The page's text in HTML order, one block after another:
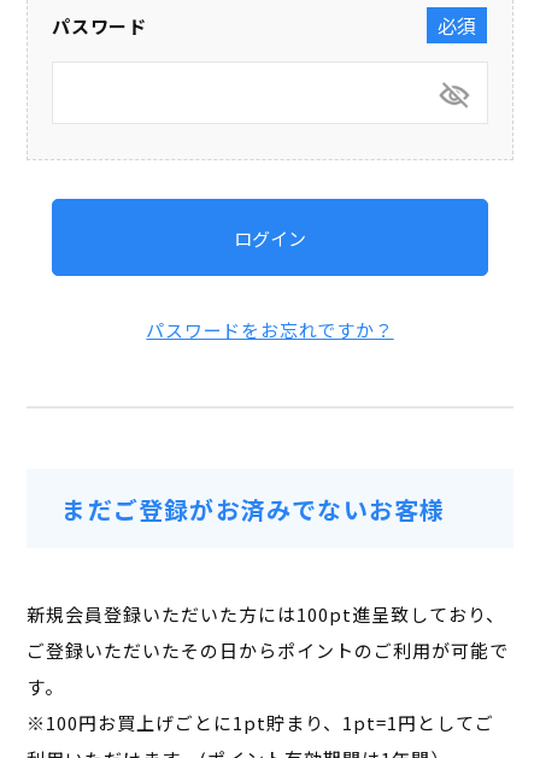
パスワード
(必須)
ログイン
パスワードをお忘れですか？
まだご登録がお済みでないお客様
新規会員登録いただいた方には100pt進呈致しており、
ご登録いただいたその日からポイントのご利用が可能で
す。
※100円お買上げごとに1pt貯まり、1pt=1円としてご